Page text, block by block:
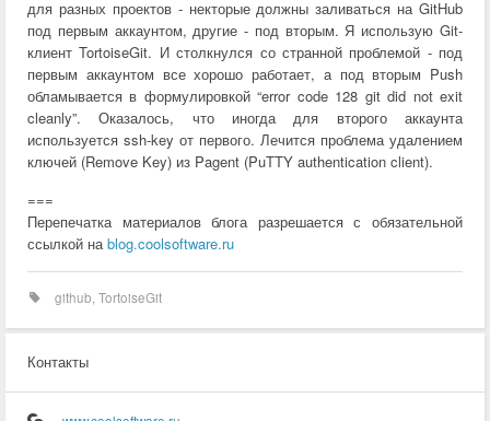
для разных проектов - некторые должны заливаться на GitHub
под первым аккаунтом, другие - под вторым. Я использую Git-
клиент TortoiseGit. И столкнулся со странной проблемой - под
первым аккаунтом все хорошо работает, а под вторым Push
обламывается в формулировкой “error code 128 git did not exit
cleanly”. Оказалось, что иногда для второго аккаунта
используется ssh-key от первого. Лечится проблема удалением
ключей (Remove Key) из Pagent (PuTTY authentication client).
===
Перепечатка материалов блога разрешается с обязательной
ссылкой наblog.coolsoftware.ru
github TortoiseGit
Контакты